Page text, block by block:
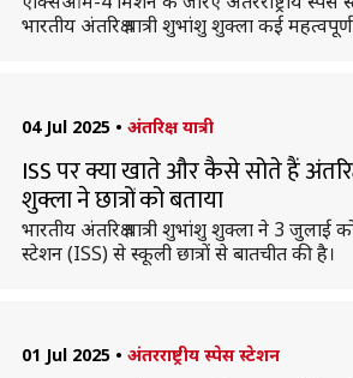
भारतीय अंतरिक्ष यात्री शुभांशु शुक्ला कई
04 Jul 2025 • अंतरिक्ष यात्री
ISS पर क्या खाते और कैसे सोते हैं
शुक्ला ने छात्रों को बताया
भारतीय अंतरिक्ष यात्री शुभांशु शुक्ला ने 3 जुलाई
स्टेशन (ISS) से स्कूली छात्रों से बातचीत की है।
01 Jul 2025 • अंतरराष्ट्रीय स्पेस स्टेशन